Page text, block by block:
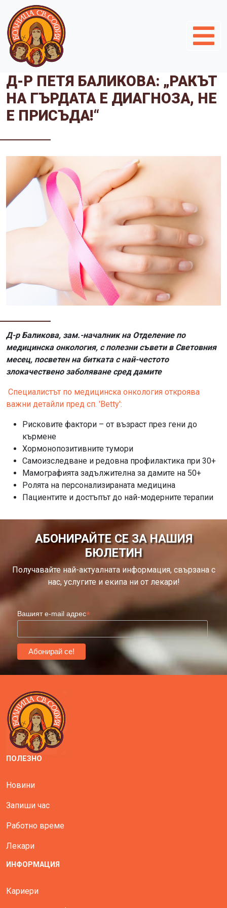
Д-Р ПЕТЯ БАЛИКОВА: „РАКЪТ
НА ГЪРДАТА Е ДИАГНОЗА, НЕ
Е ПРИСЪДА!“
Д-р Баликова, зам.-началник на Отделение по
медицинска онкология, с полезни съвети в Световния
месец, посветен на битката с най-честото
злокачествено заболяване сред дамите
Специалистът по медицинска онкология откроява
важни детайли пред сп. 'Betty':
Рисковите фактори – от възраст през гени до
кърмене
Хормонопозитивните тумори
Самоизследване и редовна профилактика при 30+
Мамографията задължителна за дамите на 50+
Ролята на персонализираната медицина
Пациентите и достъпът до най-модерните терапии
АБОНИРАЙТЕ СЕ ЗА НАШИЯ
БЮЛЕТИН
Получавайте най-актуалната информация, свързана с
нас, услугите и екипа ни от лекари!
Вашият e-mail адрес*
ПОЛЕЗНО
Новини
Запиши час
Работно време
Лекари
ИНФОРМАЦИЯ
Кариери